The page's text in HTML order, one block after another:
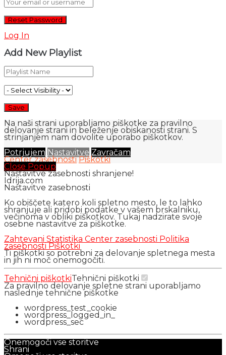
Log In
Add New Playlist
Na naši strani uporabljamo piškotke za pravilno
delovanje strani in beleženje obiskanosti strani. S
strinjanjem nam dovolite uporabo piškotkov.
Potrjujem Nastavitve Zavračam
Center zasebnosti Piškotki
Close Popup
Nastavitve zasebnosti shranjene!
Idrija.com
Nastavitve zasebnosti
Ko obiščete katero koli spletno mesto, le to lahko
shranjuje ali pridobi podatke v vašem brskalniku,
večinoma v obliki piškotkov. Tukaj nadzirate svoje
osebne nastavitve za piškotke.
Zahtevani Statistika Center zasebnosti Politika
zasebnosti Piškotki
Ti piškotki so potrebni za delovanje spletnega mesta
in jih ni moč onemogočiti.
Tehnični piškotkiTehnični piškotki
Za pravilno delovanje spletne strani uporabljamo
naslednje tehnične piškotke
wordpress_test_cookie
wordpress_logged_in_
wordpress_sec
Onemogoči vse storitve
Shrani